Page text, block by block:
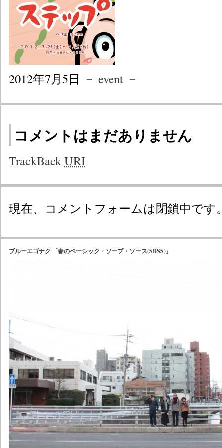
2012年7月5日 － event－
コメントはまだありません
TrackBackURI
現在、コメントフォームは閉鎖中です
ブルーエゴナク 「春のベーシック・ソープ・ソース(SBSS)」